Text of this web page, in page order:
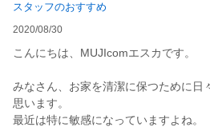
スタッフのおすすめ
2020/08/30
こんにちは、MUJIcomエスカです。
みなさん、お家を清潔に保つために日
思います。
最近は特に敏感になっていますよね。